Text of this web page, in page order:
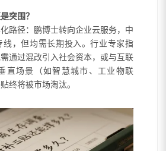
突围？
路径：鹏博士转向企业云服务，中
，但均需长期投入。行业专家指
通过混改引入社会资本，或与互联
直场景（如智慧城市、工业物联
终将被市场淘汰。